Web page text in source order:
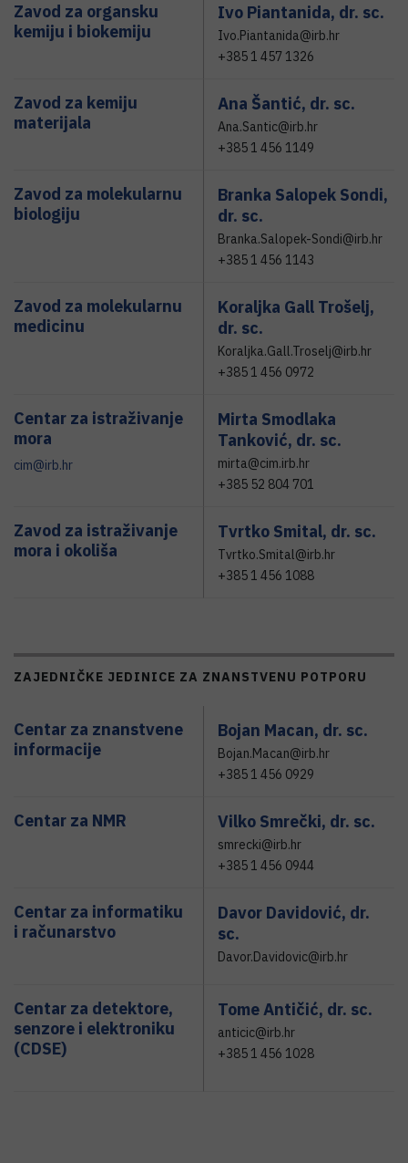
Zavod za organsku
kemiju i biokemiju
Ivo Piantanida, dr. sc.
Ivo.Piantanida@irb.hr
+385 1 457 1326
Zavod za kemiju
materijala
Ana Šantić, dr. sc.
Ana.Santic@irb.hr
+385 1 456 1149
Zavod za molekularnu
biologiju
Branka Salopek Sondi,
dr. sc.
Branka.Salopek-Sondi@irb.hr
+385 1 456 1143
Zavod za molekularnu
medicinu
Koraljka Gall Trošelj,
dr. sc.
Koraljka.Gall.Troselj@irb.hr
+385 1 456 0972
Centar za istraživanje
mora
cim@irb.hr
Mirta Smodlaka
Tanković, dr. sc.
mirta@cim.irb.hr
+385 52 804 701
Zavod za istraživanje
mora i okoliša
Tvrtko Smital, dr. sc.
Tvrtko.Smital@irb.hr
+385 1 456 1088
ZAJEDNIČKE JEDINICE ZA ZNANSTVENU POTPORU
Centar za znanstvene
informacije
Bojan Macan, dr. sc.
Bojan.Macan@irb.hr
+385 1 456 0929
Centar za NMR Vilko Smrečki, dr. sc.
smrecki@irb.hr
+385 1 456 0944
Centar za informatiku
i računarstvo
Davor Davidović, dr.
sc.
Davor.Davidovic@irb.hr
Centar za detektore,
senzore i elektroniku
(CDSE)
Tome Antičić, dr. sc.
anticic@irb.hr
+385 1 456 1028